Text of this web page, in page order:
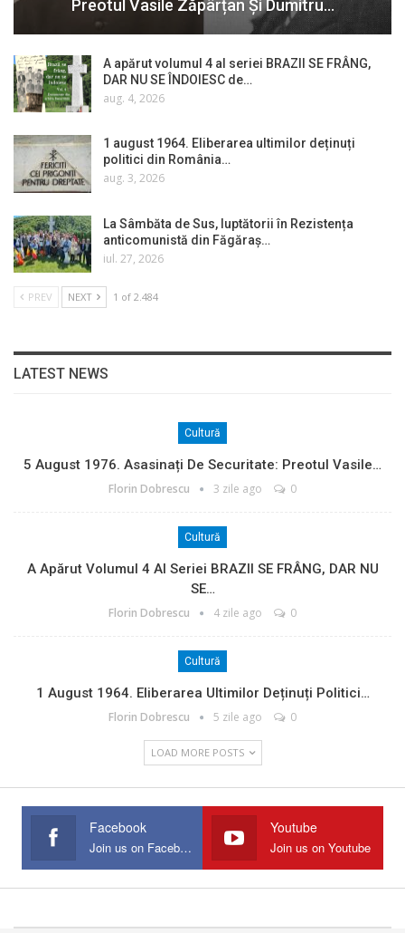
Preotul Vasile Zăpârțan Și Dumitru…
A apărut volumul 4 al seriei BRAZII SE FRÂNG,
DAR NU SE ÎNDOIESC de…
aug. 4, 2026
1 august 1964. Eliberarea ultimilor deținuți
politici din România…
aug. 3, 2026
La Sâmbăta de Sus, luptătorii în Rezistența
anticomunistă din Făgăraș…
iul. 27, 2026
PREV NEXT 1 of 2.484
LATEST NEWS
Cultură
5 August 1976. Asasinați De Securitate: Preotul Vasile…
Florin Dobrescu 3 zile ago 0
Cultură
A Apărut Volumul 4 Al Seriei BRAZII SE FRÂNG, DAR NU
SE…
Florin Dobrescu 4 zile ago 0
Cultură
1 August 1964. Eliberarea Ultimilor Deținuți Politici…
Florin Dobrescu 5 zile ago 0
LOAD MORE POSTS
Facebook
Join us on Facebook
Youtube
Join us on Youtube